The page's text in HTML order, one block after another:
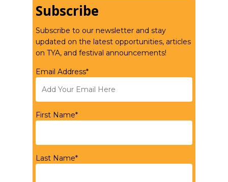
Subscribe
Subscribe to our newsletter and stay
updated on the latest opportunities, articles
on TYA, and festival announcements!
Email Address*
First Name*
Last Name*